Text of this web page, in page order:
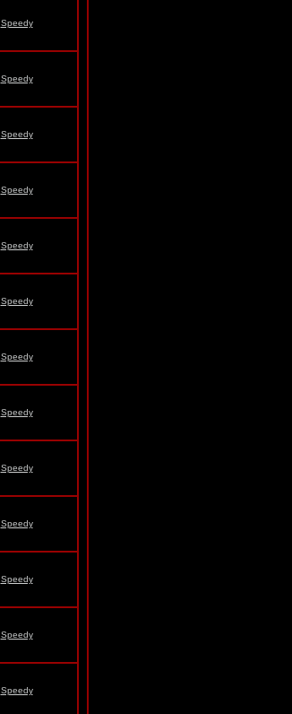
Speedy
Speedy
Speedy
Speedy
Speedy
Speedy
Speedy
Speedy
Speedy
Speedy
Speedy
Speedy
Speedy